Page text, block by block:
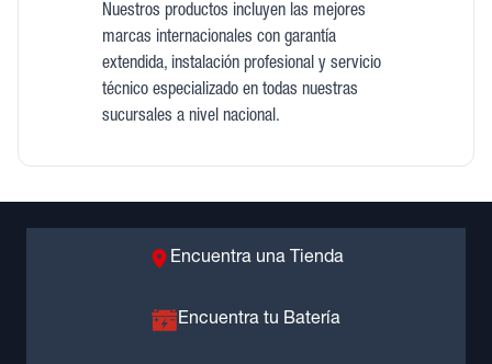
Nuestros productos incluyen las mejores
marcas internacionales con garantía
extendida, instalación profesional y servicio
técnico especializado en todas nuestras
sucursales a nivel nacional.
Encuentra una Tienda
Encuentra tu Batería